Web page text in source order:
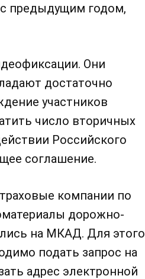
с предыдущим годом,
Они
достаточно
участников
число вторичных
Российского
соглашение.
компании по
дорожно-
на МКАД. Для этого
подать запрос на
адрес электронной